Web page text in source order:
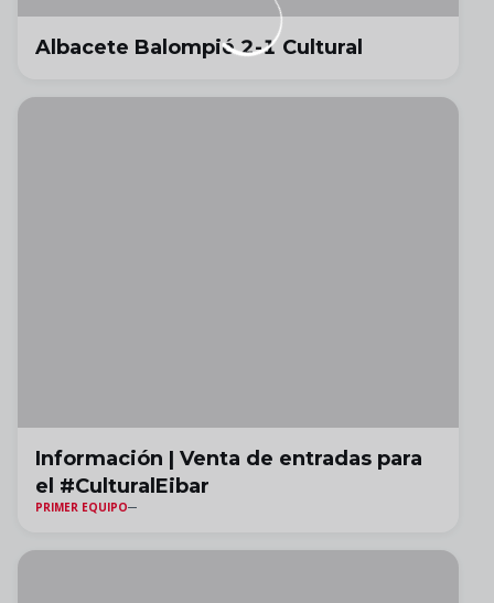
Albacete Balompié 2-1 Cultural
Información | Venta de entradas para
el #CulturalEibar
PRIMER EQUIPO